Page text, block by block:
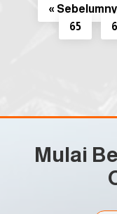
«
65
Mulai